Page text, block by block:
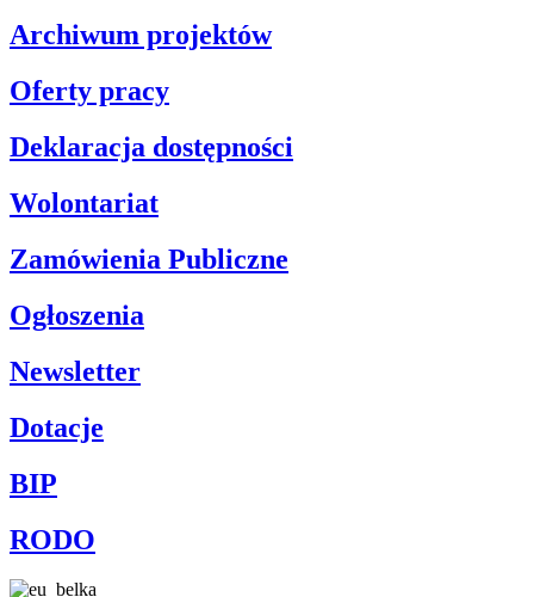
Archiwum projektów
Oferty pracy
Deklaracja dostępności
Wolontariat
Zamówienia Publiczne
Ogłoszenia
Newsletter
Dotacje
BIP
RODO